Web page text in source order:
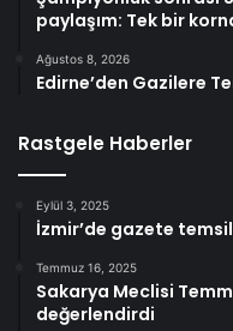
paylaşım: Tek bir
Ağustos 8, 2026
Edirne’den Gazilere
Rastgele Haberler
Eylül 3, 2025
İzmir’de gazete
Temmuz 16, 2025
Sakarya Meclisi
değerlendirdi